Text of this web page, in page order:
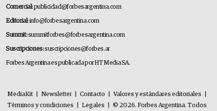
Comercial:publicidad@forbesargentina.com
Editorial:info@forbesargentina.com
Summit:summitforbes@forbesargentina.com
Suscripciones:suscripciones@forbes.ar
Forbes Argentina es publicada por HT Media SA.
MediaKit Newsletter Contacto Valores y estándares editoriales
Términos y condiciones
Legales © 2026. Forbes Argentina. Todos